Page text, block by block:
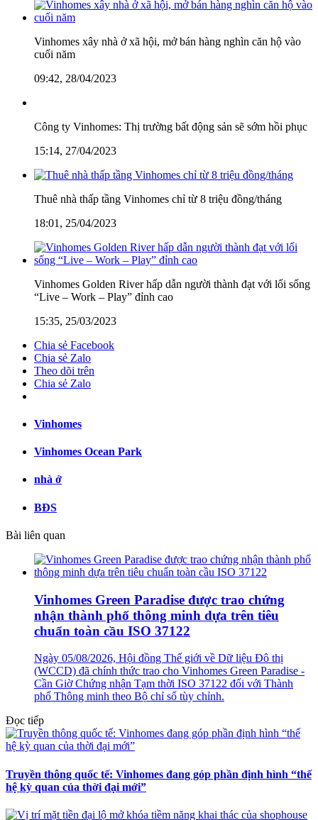
Vinhomes xây nhà ở xã hội, mở bán hàng nghìn căn hộ vào
cuối năm
09:42, 28/04/2023
Công ty Vinhomes: Thị trường bất động sản sẽ sớm hồi phục
15:14, 27/04/2023
Thuê nhà thấp tầng Vinhomes chỉ từ 8 triệu đồng/tháng
18:01, 25/04/2023
Vinhomes Golden River hấp dẫn người thành đạt với lối sống
“Live – Work – Play” đỉnh cao
15:35, 25/03/2023
Chia sẻ Facebook
Chia sẻ Zalo
Theo dõi trên
Chia sẻ Zalo
Vinhomes
Vinhomes Ocean Park
nhà ở
BĐS
Bài liên quan
Vinhomes Green Paradise được trao chứng
nhận thành phố thông minh dựa trên tiêu
chuẩn toàn cầu ISO 37122
Ngày 05/08/2026, Hội đồng Thế giới về Dữ liệu Đô thị
(WCCD) đã chính thức trao cho Vinhomes Green Paradise -
Cần Giờ Chứng nhận Tạm thời ISO 37122 đối với Thành
phố Thông minh theo Bộ chỉ số tùy chỉnh.
Đọc tiếp
Truyền thông quốc tế: Vinhomes đang góp phần định hình “thế
hệ kỳ quan của thời đại mới”